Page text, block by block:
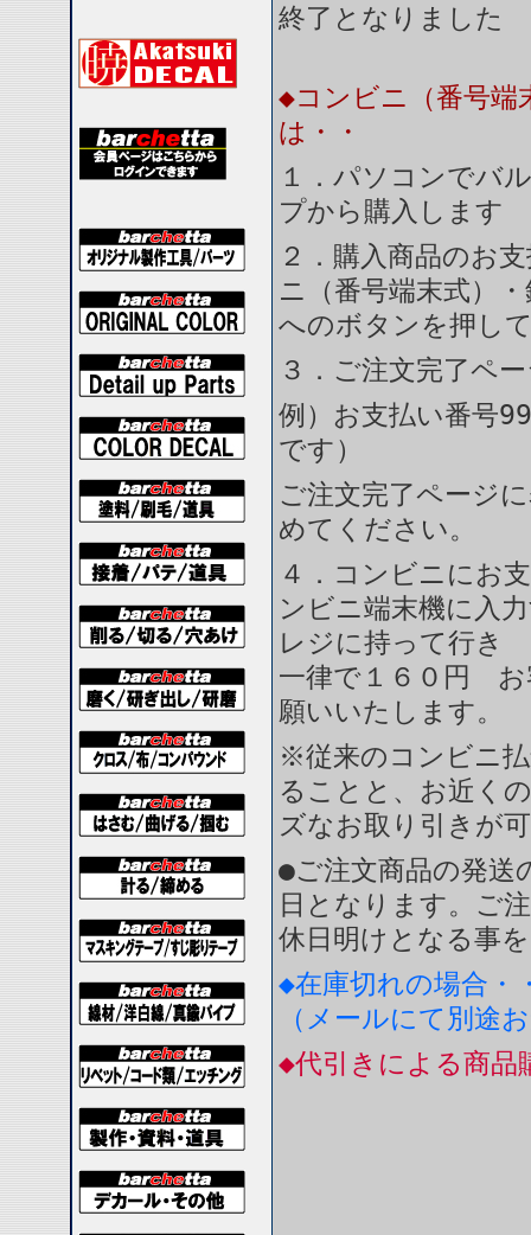
終了となりました
◆コンビニ（番号端
は・・
１．パソコンでバ
プから購入します
２．購入商品のお
ニ（番号端末式）
へのボタンを押し
３．ご注文完了ペ
例）お支払い番号
です）
ご注文完了ページ
めてください。
４．コンビニにお
ンビニ端末機に入
レジに持って行き
一律で１６０円 お
願いいたします。
※従来のコンビニ
ることと、お近く
ズなお取り引きが
●ご注文商品の発送
日となります。ご
休日明けとなる事
◆在庫切れの場合・
（メールにて別途
◆代引きによる商品